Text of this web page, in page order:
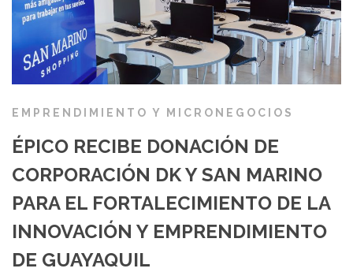
EMPRENDIMIENTO Y MICRONEGOCIOS
ÉPICO RECIBE DONACIÓN DE
CORPORACIÓN DK Y SAN MARINO
PARA EL FORTALECIMIENTO DE LA
INNOVACIÓN Y EMPRENDIMIENTO
DE GUAYAQUIL